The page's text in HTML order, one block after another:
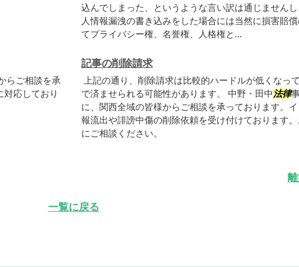
込んでしまった、というような言い訳は通じません
人情報漏洩の書き込みをした場合には当然に損害賠
てプライバシー権、名誉権、人格権と...
らご相談を承
対応しており
記事の削除請求
上記の通り、削除請求は比較的ハードルが低くなっ
で済ませられる可能性があります。 中野・田中 法律
に、関西全域の皆様からご相談を承っております。
報流出や誹謗中傷の削除依頼を受け付けております
にご相談ください。
一覧に戻る